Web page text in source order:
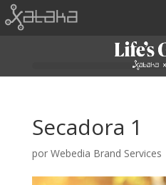
Secadora 1
por Webedia Brand Services